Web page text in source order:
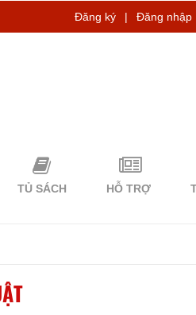
Đăng ký | Đăng nhập
TỦ SÁCH HỖ TRỢ